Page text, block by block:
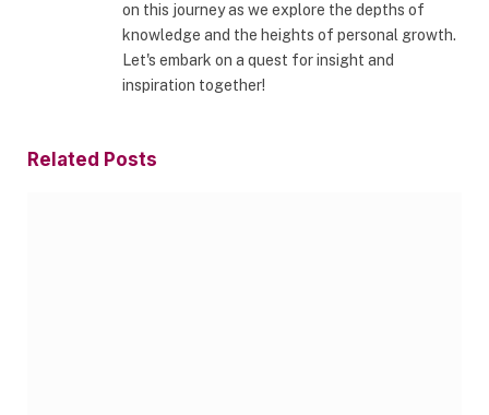
on this journey as we explore the depths of
knowledge and the heights of personal growth.
Let's embark on a quest for insight and
inspiration together!
Related Posts